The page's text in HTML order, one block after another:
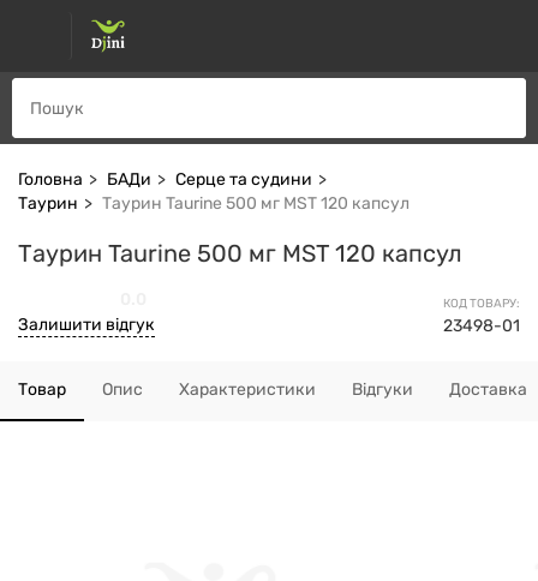
Головна БАДи
Серце та судини
Таурин
Таурин Taurine 500 мг MST 120 капсул
Таурин Taurine 500 мг MST 120 капсул
КОД ТОВАРУ:
23498-01
Залишити відгук
Товар Опис Характеристики Відгуки Доставка